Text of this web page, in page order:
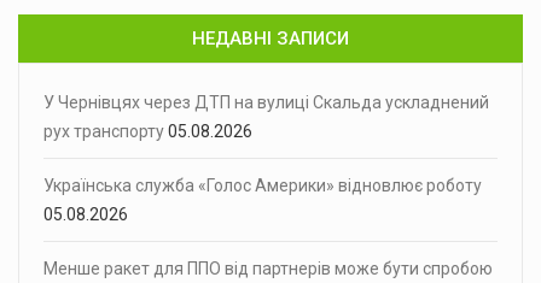
НЕДАВНІ ЗАПИСИ
У Чернівцях через ДТП на вулиці Скальда ускладнений
рух транспорту05.08.2026
Українська служба «Голос Америки» відновлює роботу
05.08.2026
Менше ракет для ППО від партнерів може бути спробою